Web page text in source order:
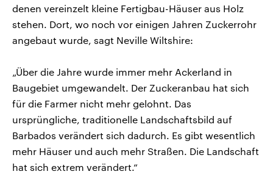
denen vereinzelt kleine Fertigbau-Häuser aus Holz
stehen. Dort, wo noch vor einigen Jahren Zuckerrohr
angebaut wurde, sagt Neville Wiltshire:
„Über die Jahre wurde immer mehr Ackerland in
Baugebiet umgewandelt. Der Zuckeranbau hat sich
für die Farmer nicht mehr gelohnt. Das
ursprüngliche, traditionelle Landschaftsbild auf
Barbados verändert sich dadurch. Es gibt wesentlich
mehr Häuser und auch mehr Straßen. Die Landschaft
hat sich extrem verändert.“